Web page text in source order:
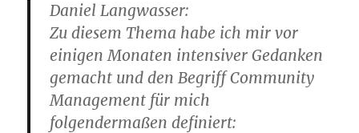
Daniel Langwasser:
Zu diesem Thema habe ich mir vor
einigen Monaten intensiver Gedanken
gemacht und den Begriff Community
Management für mich
folgendermaßen definiert: